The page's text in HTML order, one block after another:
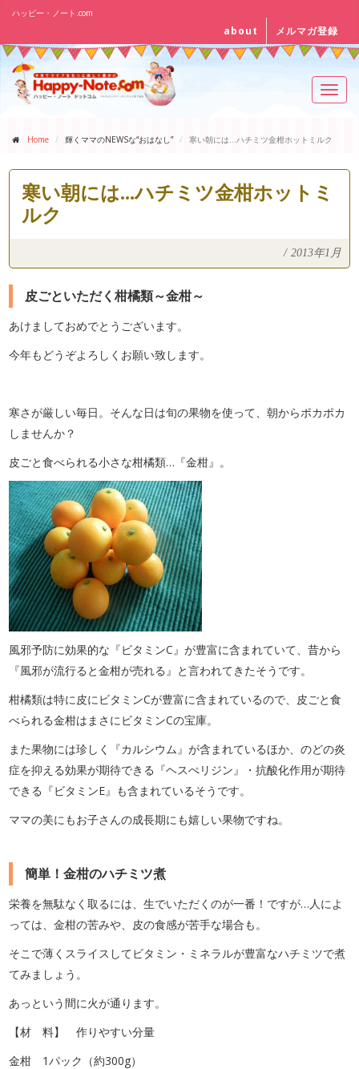
ハッピー・ノート.com
about メルマガ登録
Home 輝くママのNEWSな“おはなし” 寒い朝には...ハチミツ金柑ホットミルク
寒い朝には...ハチミツ金柑ホットミ
ルク
/ 2013年1月
皮ごといただく柑橘類～金柑～
あけましておめでとうございます。
今年もどうぞよろしくお願い致します。
寒さが厳しい毎日。そんな日は旬の果物を使って、朝からポカポカ
しませんか？
皮ごと食べられる小さな柑橘類…『金柑』。
風邪予防に効果的な『ビタミンC』が豊富に含まれていて、昔から
『風邪が流行ると金柑が売れる』と言われてきたそうです。
柑橘類は特に皮にビタミンCが豊富に含まれているので、皮ごと食
べられる金柑はまさにビタミンCの宝庫。
また果物には珍しく『カルシウム』が含まれているほか、のどの炎
症を抑える効果が期待できる『ヘスぺリジン』・抗酸化作用が期待
できる『ビタミンE』も含まれているそうです。
ママの美にもお子さんの成長期にも嬉しい果物ですね。
簡単！金柑のハチミツ煮
栄養を無駄なく取るには、生でいただくのが一番！ですが…人によ
っては、金柑の苦みや、皮の食感が苦手な場合も。
そこで薄くスライスしてビタミン・ミネラルが豊富なハチミツで煮
てみましょう。
あっという間に火が通ります。
【材 料】 作りやすい分量
金柑 1パック（約300g）